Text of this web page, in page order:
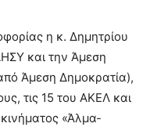
η κ. Δημητρίου
και την Άμεση
Άμεση Δημοκρατία),
τις 15 του ΑΚΕΛ και
«Άλμα-